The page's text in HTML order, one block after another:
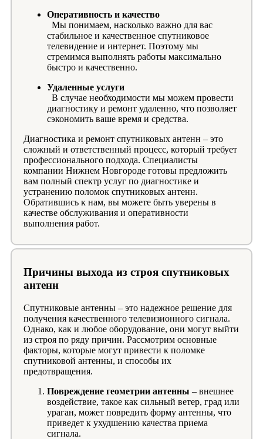
Оперативность и качество
Мы понимаем, насколько важно для вас
стабильное и качественное спутниковое
телевидение и интернет. Поэтому мы
стремимся выполнять работы максимально
быстро и качественно.
Удаленные услуги
В случае необходимости мы можем провести
диагностику и ремонт удаленно, что позволяет
сэкономить ваше время и средства.
Диагностика и ремонт спутниковых антенн – это
сложный и ответственный процесс, который требует
профессионального подхода. Специалисты
компании Нижнем Новгороде готовы предложить
вам полный спектр услуг по диагностике и
устранению поломок спутниковых антенн.
Обратившись к нам, вы можете быть уверены в
качестве обслуживания и оперативности
выполнения работ.
Причины выхода из строя спутниковых
антенн
Спутниковые антенны – это надежное решение для
получения качественного телевизионного сигнала.
Однако, как и любое оборудование, они могут выйти
из строя по ряду причин. Рассмотрим основные
факторы, которые могут привести к поломке
спутниковой антенны, и способы их
предотвращения.
Повреждение геометрии антенны – внешнее
воздействие, такое как сильный ветер, град или
ураган, может повредить форму антенны, что
приведет к ухудшению качества приема
сигнала.